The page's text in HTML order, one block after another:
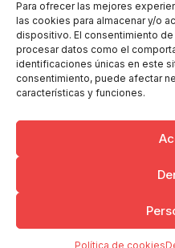
Para ofrecer las mejores
las cookies para almacenar y/o
dispositivo. El consentimiento
procesar datos como el
identificaciones únicas en este
consentimiento, puede afectar
características y funciones.
Política de cookies